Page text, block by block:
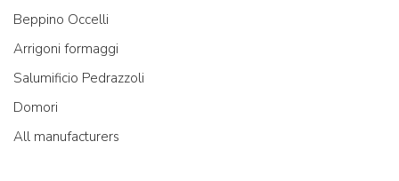
Beppino Occelli
Arrigoni formaggi
Salumificio Pedrazzoli
Domori
All manufacturers